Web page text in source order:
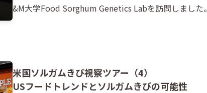
&M大学Food Sorghum Genetics Labを訪問しました。
米国ソルガムきび視察ツアー（4）
USフードトレンドとソルガムきびの可能性